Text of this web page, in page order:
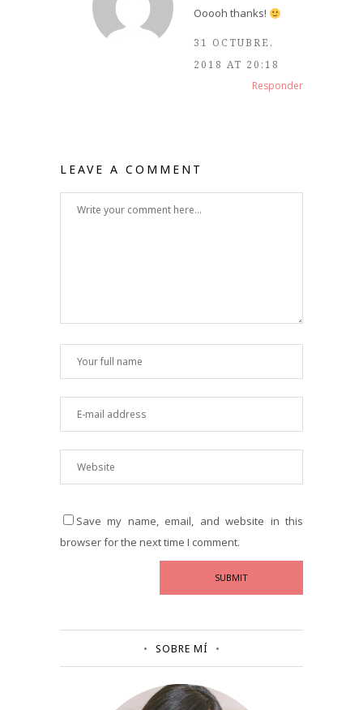
Ooooh thanks!
31 OCTUBRE,
2018 AT 20:18
Responder
LEAVE A COMMENT
Save my name, email, and website in this
browser for the next time I comment.
SOBRE MÍ